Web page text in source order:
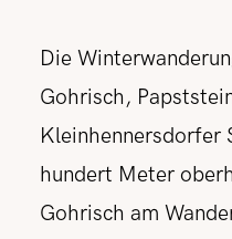
Die
Gohrisch,
Kleinhennersdorfer
hundert Meter
Gohrisch am